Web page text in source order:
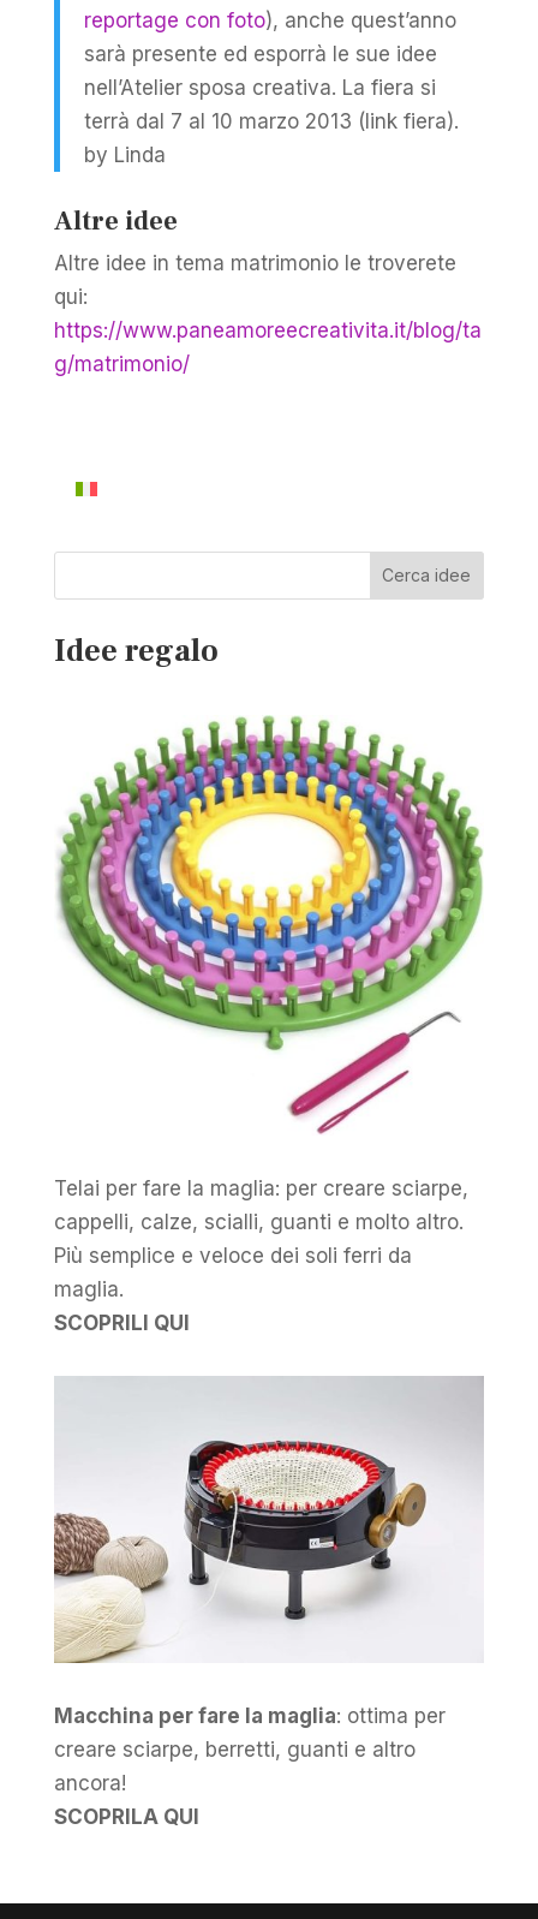
reportage con foto), anche quest’anno
sarà presente ed esporrà le sue idee
nell’Atelier sposa creativa. La fiera si
terrà dal 7 al 10 marzo 2013 (link fiera).
by Linda
Altre idee
Altre idee in tema matrimonio le troverete
qui:
https://www.paneamoreecreativita.it/blog/ta
g/matrimonio/
Cerca idee
Idee regalo
Telai per fare la maglia: per creare sciarpe,
cappelli, calze, scialli, guanti e molto altro.
Più semplice e veloce dei soli ferri da
maglia.
SCOPRILI QUI
Macchina per fare la maglia: ottima per
creare sciarpe, berretti, guanti e altro
ancora!
SCOPRILA QUI